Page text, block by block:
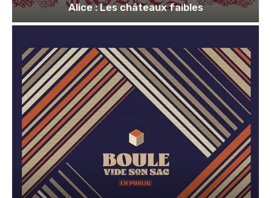
Alice : Les châteaux faibles